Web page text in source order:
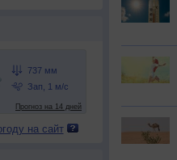
<7
+26
7
+24
+18
72
Ю-З
+17
на сайт